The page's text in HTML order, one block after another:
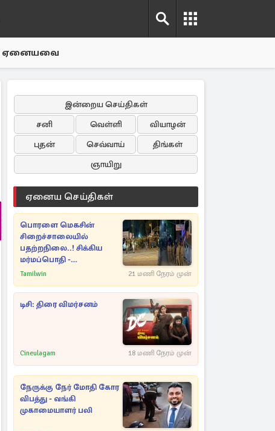
ஏனையவை
இன்றைய செய்திகள்
சனி
வெள்ளி
வியாழன்
புதன்
செவ்வாய்
திங்கள்
ஞாயிறு
ஏனைய செய்திகள்
பொரளை மெகசின்
சிறைச்சாலையில்
பதற்றநிலை..! சிக்கிய
மர்மப்பொதி -
பின்னணியில் வெளியான
Tamilwin 21 மணி நேரம் முன்
டிசி: திரை விமர்சனம்
Cineulagam 18 மணி நேரம் முன்
நேருக்கு நேர் மோதி கோர
விபத்து - வங்கி
முகாமையாளர் பலி